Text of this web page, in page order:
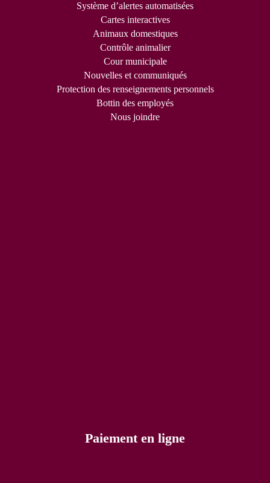
Système d’alertes automatisées
Cartes interactives
Animaux domestiques
Contrôle animalier
Cour municipale
Nouvelles et communiqués
Protection des renseignements personnels
Bottin des employés
Nous joindre
Paiement en ligne